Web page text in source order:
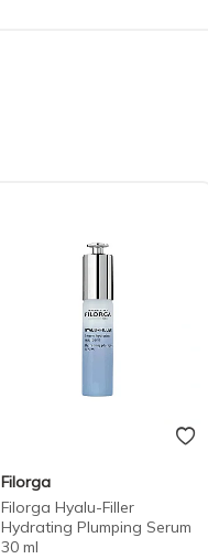
Filorga
Filorga Hyalu-Filler
Hydrating Plumping Serum
30 ml